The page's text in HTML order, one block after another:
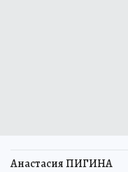
Анастасия ПИГИНА